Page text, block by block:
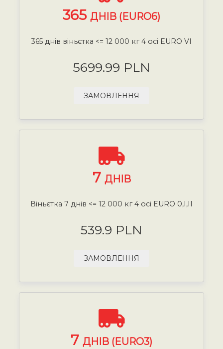
365 ДНІВ (EURO6)
365 днів віньєтка <= 12 000 кг 4 осі EURO VI
5699.99 PLN
ЗАМОВЛЕННЯ
7 ДНІВ
Віньєтка 7 днів <= 12 000 кг 4 осі EURO 0,I,II
539.9 PLN
ЗАМОВЛЕННЯ
7 ДНІВ (EURO3)